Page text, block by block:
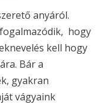
anyáról.
hogy
kell hogy
Bár a
gyakran
vágyaink